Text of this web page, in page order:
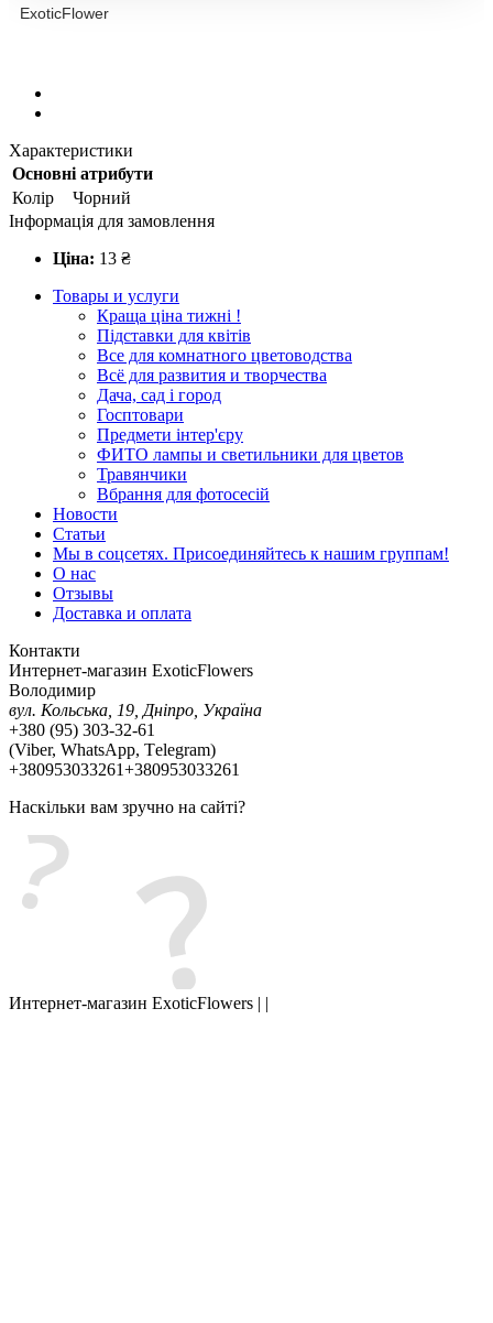
ExoticFlower
Характеристики
Основні атрибути
Колір
Чорний
Інформація для замовлення
Ціна: 13 ₴
Товары и услуги
Краща ціна тижні !
Підставки для квітів
Все для комнатного цветоводства
Всё для развития и творчества
Дача, сад і город
Госптовари
Предмети інтер'єру
ФИТО лампы и светильники для цветов
Травянчики
Вбрання для фотосесій
Новости
Статьи
Мы в соцсетях. Присоединяйтесь к нашим группам!
О нас
Отзывы
Доставка и оплата
Контакти
Интернет-магазин ExoticFlowers
Володимир
вул. Кольська, 19, Дніпро, Україна
+380 (95) 303-32-61
(Viber, WhatsApp, Тelegram)
+380953033261+380953033261
Наскільки вам зручно на сайті?
Интернет-магазин ExoticFlowers | |